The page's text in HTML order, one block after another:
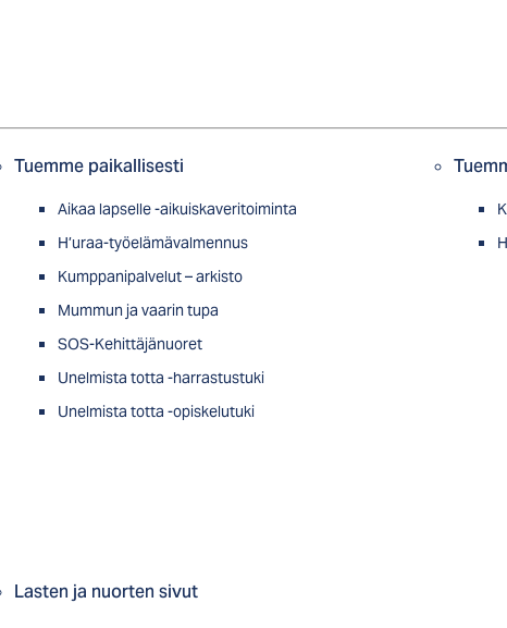
Tuemme paikallisesti
Aikaa lapselle -aikuiskaveritoiminta
H’uraa-työelämävalmennus
Kumppanipalvelut – arkisto
Mummun ja vaarin tupa
SOS-Kehittäjänuoret
Unelmista totta -harrastustuki
Unelmista totta -opiskelutuki
Lasten ja nuorten sivut